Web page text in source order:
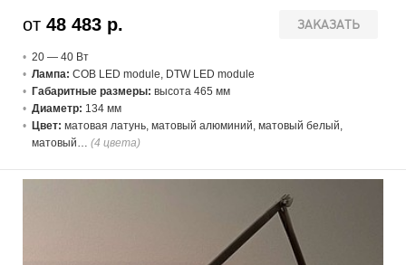
ЗАКАЗАТЬ
от 48 483 р.
20 — 40 Вт
Лампа: COB LED module, DTW LED module
Габаритные размеры: высота 465 мм
Диаметр: 134 мм
Цвет: матовая латунь, матовый алюминий, матовый белый,
матовый… (4 цвета)